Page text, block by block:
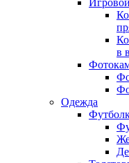
в
Одежда